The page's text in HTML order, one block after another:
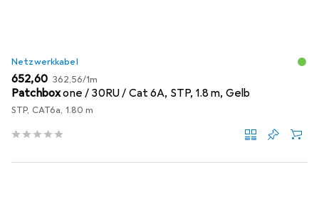
Netzwerkkabel
EUR
652,60 EUR
362,56/1m
Patchboxone / 30RU / Cat 6A, STP, 1.8 m, Gelb
STP, CAT6a, 1.80 m